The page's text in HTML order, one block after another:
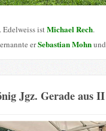
Edelweiss istMichael Rech.
erSebastian Mohnund
Jgz. Gerade aus II